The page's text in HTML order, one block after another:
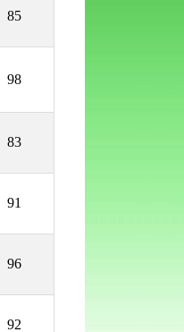
85
98
83
91
96
92